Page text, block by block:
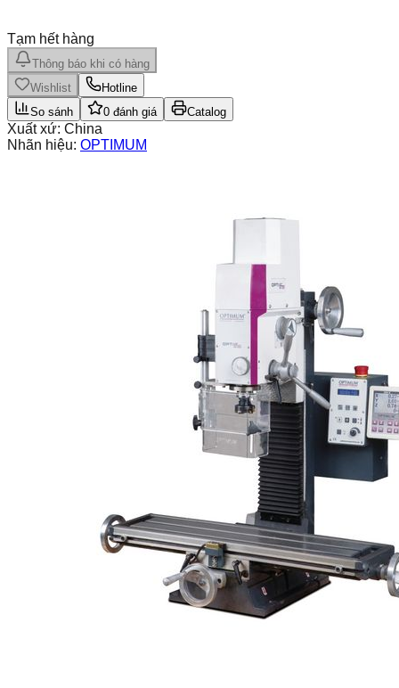
Tạm hết hàng
Thông báo khi có hàng
Wishlist
Hotline
So sánh
0 đánh giá Catalog
Xuất xứ: China
Nhãn hiệu: OPTIMUM